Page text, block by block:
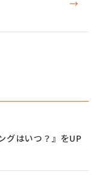
グはいつ？』をUP